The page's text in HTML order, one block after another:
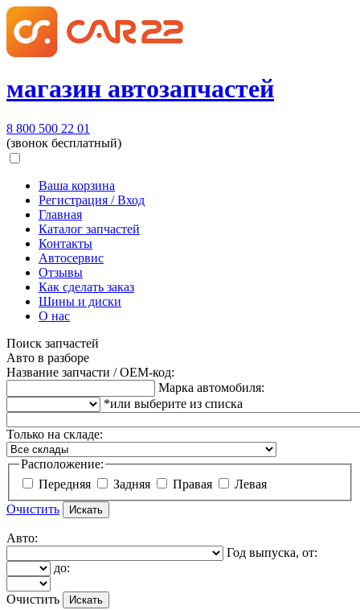
магазин автозапчастей
8 800 500 22 01
(звонок бесплатный)
Ваша корзина
Регистрация / Вход
Главная
Каталог запчастей
Контакты
Автосервис
Отзывы
Как сделать заказ
Шины и диски
О нас
Поиск запчастей
Авто в разборе
Название запчасти / OEM-код:
Марка автомобиля:
*или выберите из списка
Только на складе:
Расположение:
Передняя
Задняя Правая
Левая
Очистить
Авто:
Год выпуска, от:
до:
Очистить